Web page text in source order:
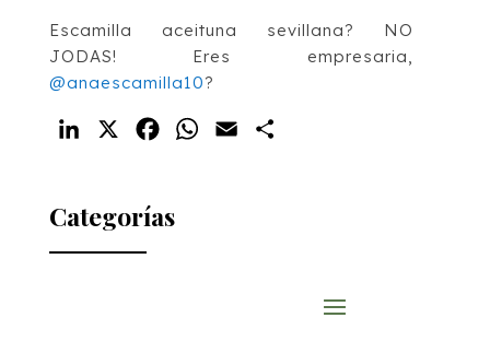
Escamilla aceituna sevillana? NO
JODAS! Eres empresaria,
@anaescamilla10?
LinkedIn FacebookWhatsApp
Email
Categorías